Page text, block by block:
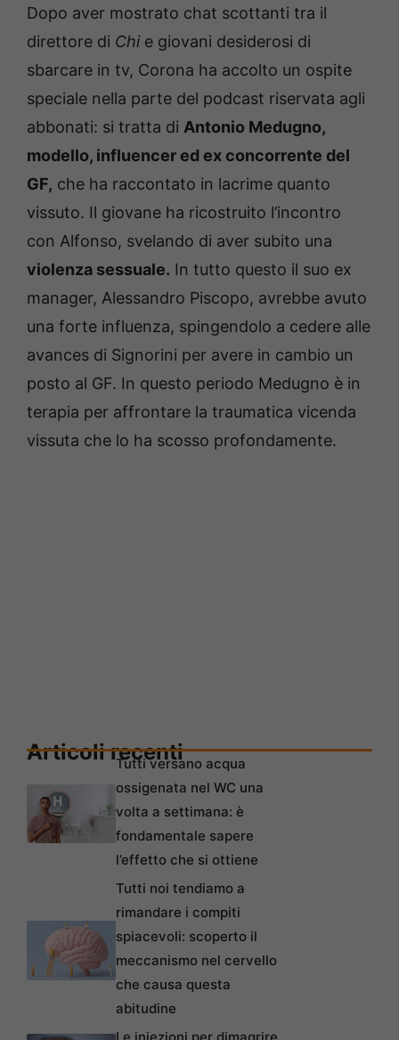
Dopo aver mostrato chat scottanti tra il
direttore di Chie giovani desiderosi di
sbarcare in tv, Corona ha accolto un ospite
speciale nella parte del podcast riservata agli
abbonati: si tratta di Antonio Medugno,
modello, influencer ed ex concorrente del
GF, che ha raccontato in lacrime quanto
vissuto. Il giovane ha ricostruito l’incontro
con Alfonso, svelando di aver subito una
violenza sessuale. In tutto questo il suo ex
manager, Alessandro Piscopo, avrebbe avuto
una forte influenza, spingendolo a cedere alle
avances di Signorini per avere in cambio un
posto al GF. In questo periodo Medugno è in
terapia per affrontare la traumatica vicenda
vissuta che lo ha scosso profondamente.
Articoli recenti
Tutti versano acqua
ossigenata nel WC una
volta a settimana: è
fondamentale sapere
l’effetto che si ottiene
Tutti noi tendiamo a
rimandare i compiti
spiacevoli: scoperto il
meccanismo nel cervello
che causa questa
abitudine